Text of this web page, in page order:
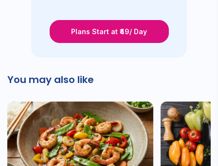
Plans Start at ₹49/ Day
You may also like